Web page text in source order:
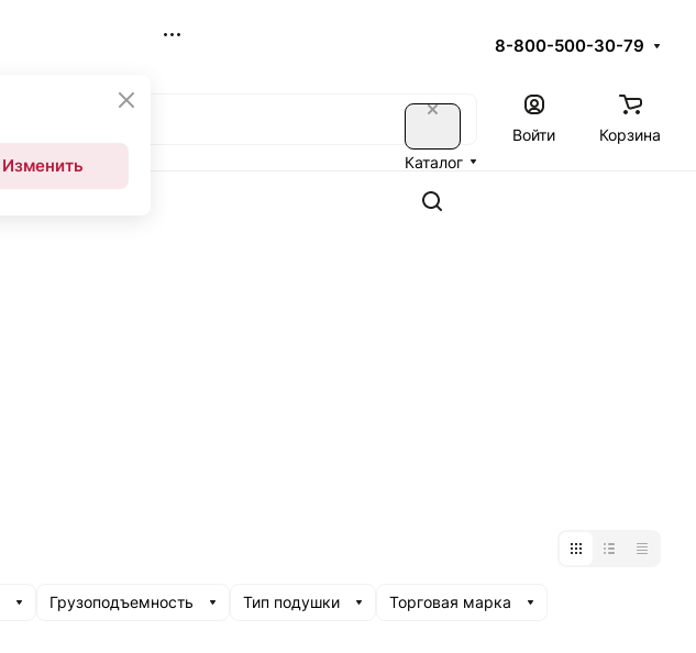
Изменить
8-800-500-30-79
Каталог
Войти Корзина
Грузоподъемность Тип подушки Торговая марка